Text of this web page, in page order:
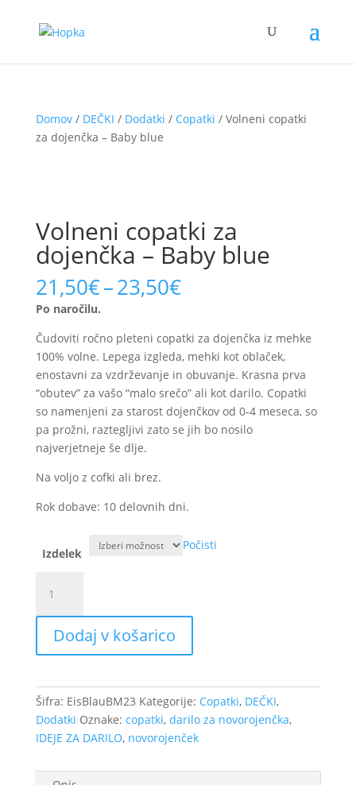
Domov/ DEČKI / Dodatki / Copatki / Volneni copatki
za dojenčka – Baby blue
Volneni copatki za
dojenčka – Baby blue
21,50€–23,50€Price
range:
through
23,50€
Po naročilu.
Čudoviti ročno pleteni copatki za dojenčka iz mehke
100% volne. Lepega izgleda, mehki kot oblaček,
enostavni za vzdrževanje in obuvanje. Krasna prva
“obutev” za vašo “malo srečo” ali kot darilo. Copatki
so namenjeni za starost dojenčkov od 0-4 meseca, so
pa prožni, raztegljivi zato se jih bo nosilo
najverjetneje še dlje.
Na voljo z cofki ali brez.
Rok dobave: 10 delovnih dni.
Izdelek
Počisti
copatki
za
dojenčka
-
blue
količina
Dodaj v košarico
Šifra: EisBlauBM23 Kategorije: Copatki, DEČKI,
Dodatki Oznake: copatki, darilo za novorojenčka,
IDEJE ZA DARILO, novorojenček